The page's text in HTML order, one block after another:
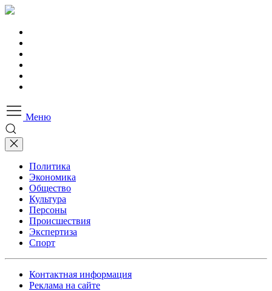
Меню
Политика
Экономика
Общество
Культура
Персоны
Происшествия
Экспертиза
Спорт
Контактная информация
Реклама на сайте